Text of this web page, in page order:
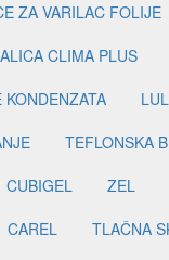
ZA VARILAC FOLIJE
CLIMA PLUS
KONDENZATA
TEFLONSKA
CUBIGEL ZEL
CAREL TLAČNA